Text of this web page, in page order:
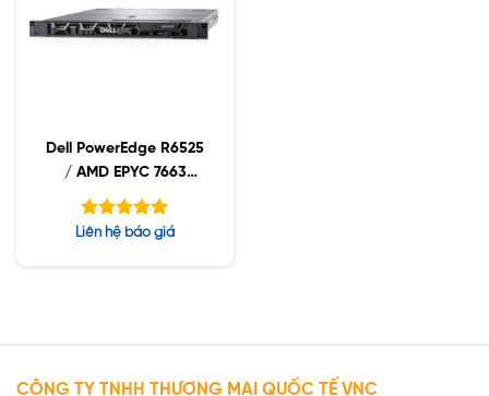
Dell PowerEdge R6525
/ AMD EPYC 7663
2.0GHz / 32GB RDIMM
/ 960GB NVMe /
Được xếp
Liên hệ báo giá
CÔNG TY TNHH THƯƠNG MẠI QUỐC TẾ VNC